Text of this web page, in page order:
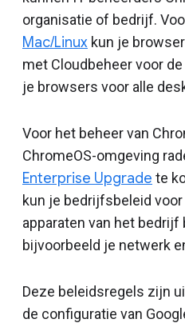
organisatie of bedrijf.
Mac/Linux kun je
met Cloudbeheer voor
je browsers voor alle
Voor het beheer van
ChromeOS-omgeving
Enterprise Upgrade te
kun je bedrijfsbeleid
apparaten van het bedrijf
bijvoorbeeld je netwerk
Deze beleidsregels zijn
de configuratie van